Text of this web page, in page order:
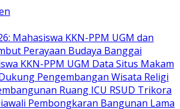
Mahasiswa KKN-PPM UGM dan
Perayaan Budaya Banggai
KKN-PPM UGM Data Situs Makam
Pengembangan Wisata Religi
Ruang ICU RSUD Trikora
Pembongkaran Bangunan Lama